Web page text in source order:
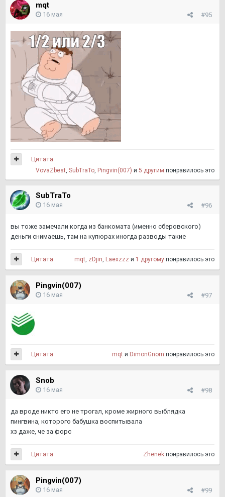
mqt
#95
16 мая
VovaZbest, SubTraTo, Pingvin(007) и 5 другим понравилось это
Цитата
SubTraTo
#96
16 мая
вы тоже замечали когда из банкомата (именно сберовского)
деньги снимаешь, там на купюрах иногда разводы такие
mqt, zDjin, Laexzzz и 1 другому понравилось это
Цитата
Pingvin(007)
#97
16 мая
mqt и DimоnGnom понравилось это
Цитата
Snob
#98
16 мая
да вроде никто его не трогал, кроме жирного выблядка
пингвина, которого бабушка воспитывала
хз даже, че за форс
Zhenek понравилось это
Цитата
Pingvin(007)
#99
16 мая